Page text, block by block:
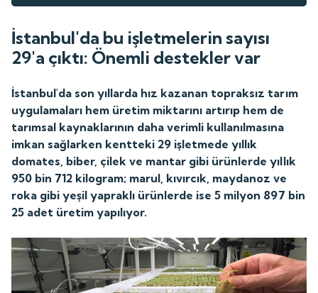
İstanbul'da bu işletmelerin sayısı
29'a çıktı: Önemli destekler var
İstanbul'da son yıllarda hız kazanan topraksız tarım
uygulamaları hem üretim miktarını artırıp hem de
tarımsal kaynaklarının daha verimli kullanılmasına
imkan sağlarken kentteki 29 işletmede yıllık
domates, biber, çilek ve mantar gibi ürünlerde yıllık
950 bin 712 kilogram; marul, kıvırcık, maydanoz ve
roka gibi yeşil yapraklı ürünlerde ise 5 milyon 897 bin
25 adet üretim yapılıyor.